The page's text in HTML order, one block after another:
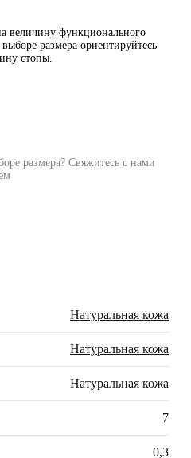
величину функционального
размера ориентируйтесь
стопы.
размера? Свяжитесь с нами
Натуральная кожа
Натуральная кожа
Натуральная кожа
7
0,3